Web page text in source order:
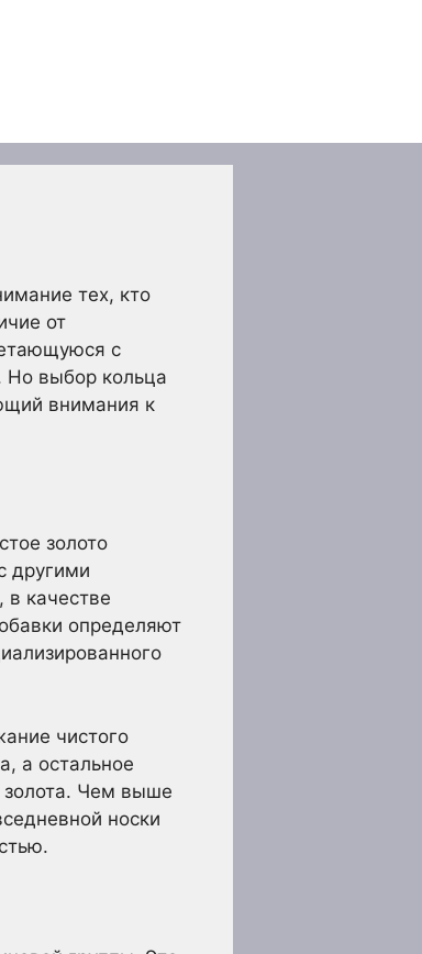
тех, кто
от
с
выбор кольца
внимания к
золото
другими
качестве
определяют
чистого
а остальное
золота. Чем выше
носки